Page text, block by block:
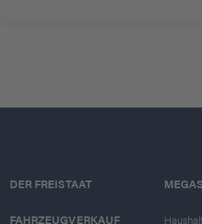
DER FREISTAAT
FAHRZEUGVERKAUF